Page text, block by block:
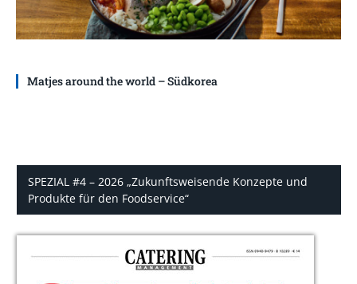
Matjes around the world – Südkorea
SPEZIAL #4 – 2026 „Zukunftsweisende Konzepte und
Produkte für den Foodservice“